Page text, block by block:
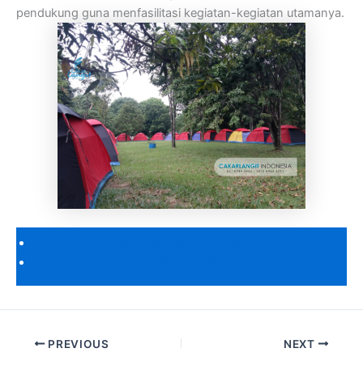
pendukung guna menfasilitasi kegiatan-kegiatan utamanya.
PREVIOUS NEXT